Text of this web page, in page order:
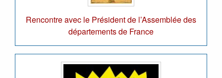
Rencontre avec le Président de l’Assemblée des
départements de France